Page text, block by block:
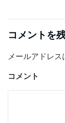
コメントを
メールアドレス
コメント